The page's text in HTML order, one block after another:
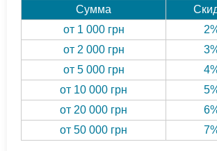
Сумма
от 1 000 грн
от 2 000 грн
от 5 000 грн
от 10 000 грн
от 20 000 грн
от 50 000 грн